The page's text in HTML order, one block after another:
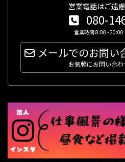
営業電話はご遠慮
080-
営業時間 8:00 - 20:00
メールでのお問い
お気軽にお問い合わ